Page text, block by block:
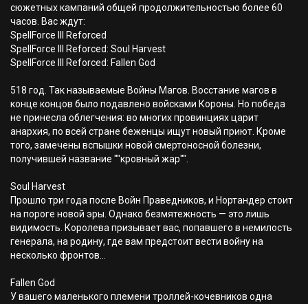
сюжетных кампаний общей продолжительностью более 60
часов. Вас ждут:
SpellForce III Reforced
SpellForce III Reforced: Soul Harvest
SpellForce III Reforced: Fallen God
518 год. Так называемые Войны Магов. Восстание магов в
конце концов было подавлено войсками Короны. Но победа
не принесла облегчения: во многих провинциях царит
анархия, по всей стране беженцы ищут новый приют. Кроме
того, замечены вспышки новой смертоносной болезни,
получившей название ""кровный жар"".
Soul Harvest
Прошло три года после Войн Праведников, и Нортандер стоит
на пороге новой эры. Однако безмятежность — это лишь
видимость. Королева призывает вас, попавшего в немилость
генерала, на родину, где вам предстоит вести войну на
несколько фронтов...
Fallen God
У вашего маленького племени троллей-кочевников одна